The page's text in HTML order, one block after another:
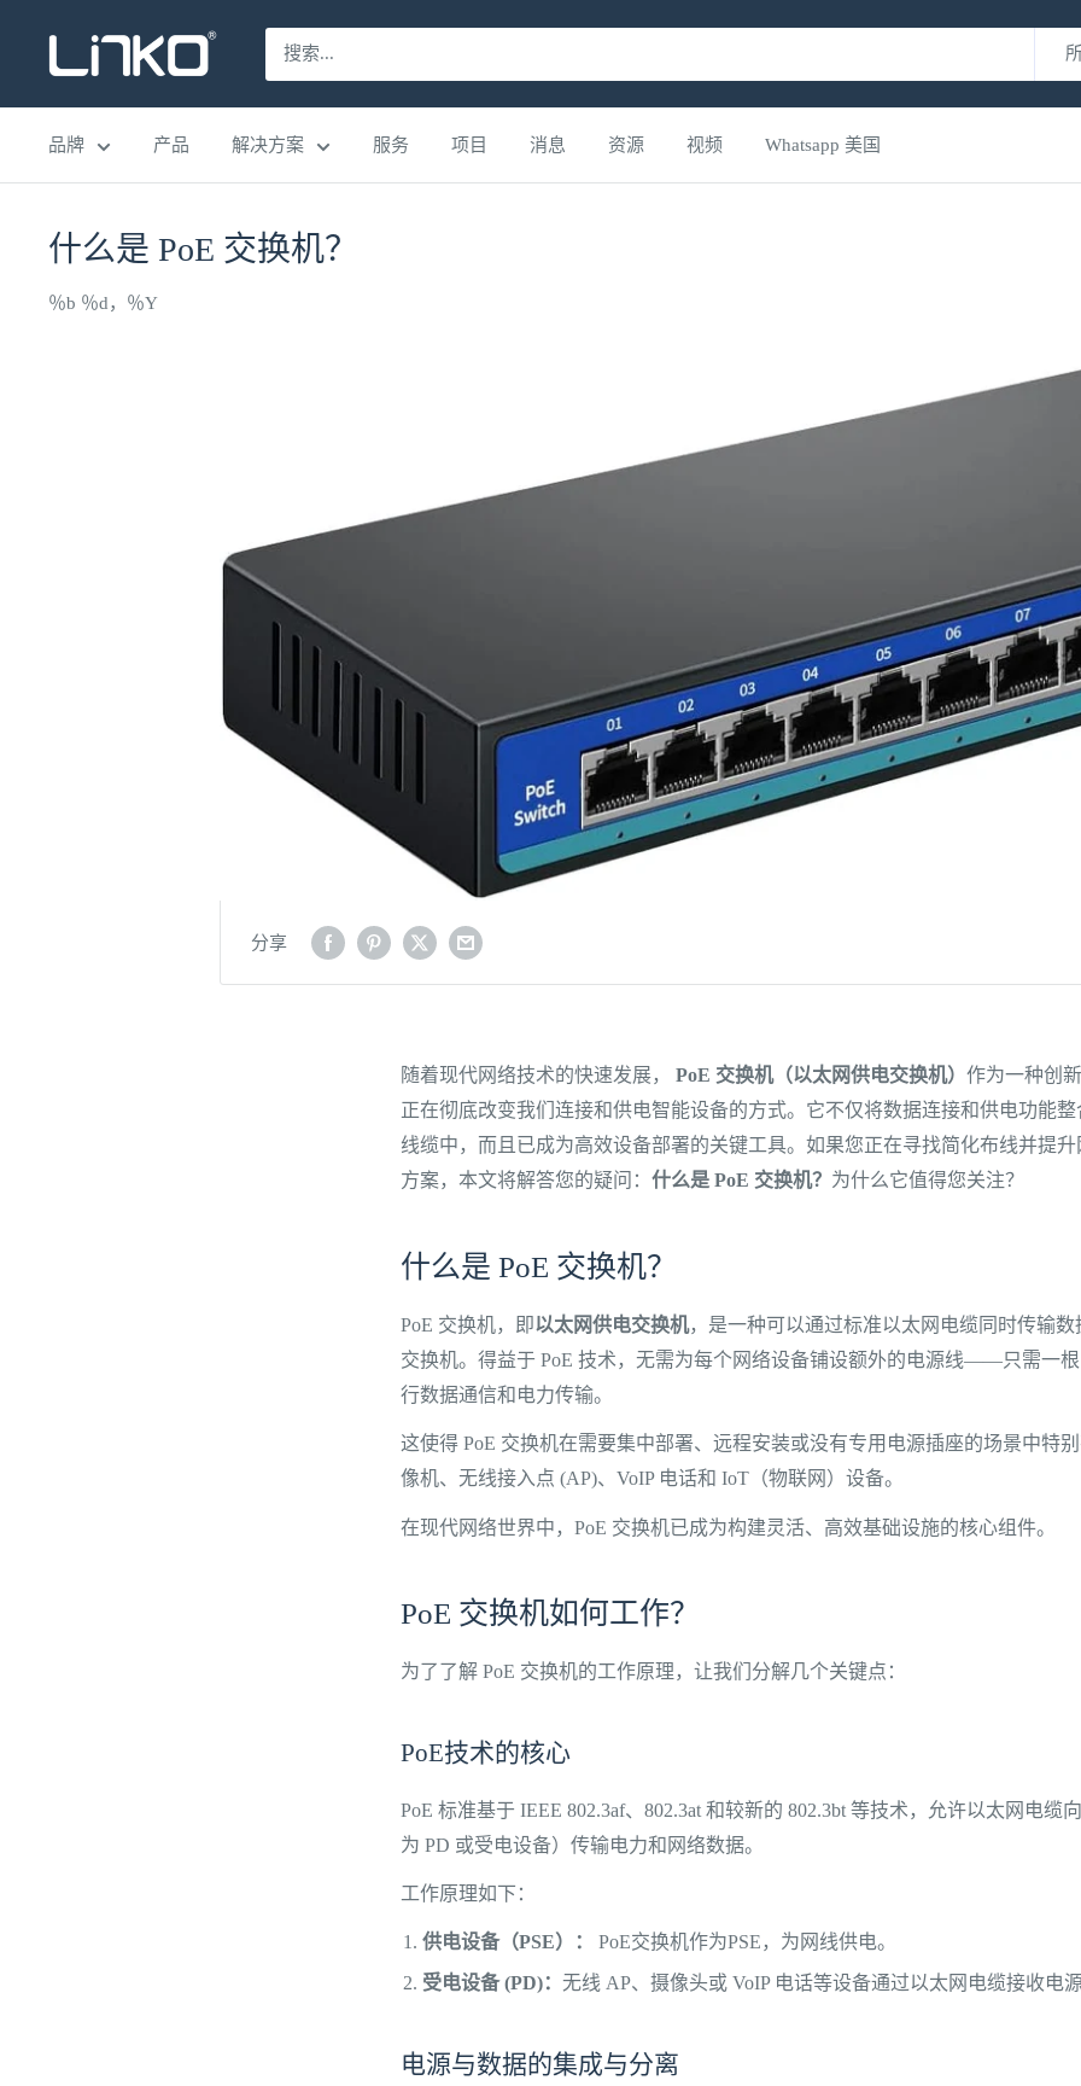
LINKO
SMART
TECHNOLOGY
LIMITED
品牌 产品 解决方案 服务 项目 消息 资源 视频 Whatsapp 美国
什么是 PoE 交换机？
％b ％d，％Y
分享
随着现代网络技术的快速发展， PoE 交换机（以太网供电交换机） 作为一种创
正在彻底改变我们连接和供电智能设备的方式。它不仅将数据连接和供电功能整
线缆中，而且已成为高效设备部署的关键工具。如果您正在寻找简化布线并提
方案，本文将解答您的疑问： 什么是 PoE 交换机？ 为什么它值得您关注？
什么是 PoE 交换机？
PoE 交换机，即以太网供电交换机，是一种可以通过标准以太网电缆同时传输
交换机。得益于 PoE 技术，无需为每个网络设备铺设额外的电源线——只需一
行数据通信和电力传输。
这使得 PoE 交换机在需要集中部署、远程安装或没有专用电源插座的场景中特
像机、无线接入点 (AP)、VoIP 电话和 IoT（物联网）设备。
在现代网络世界中，PoE 交换机已成为构建灵活、高效基础设施的核心组件。
PoE 交换机如何工作？
为了了解 PoE 交换机的工作原理，让我们分解几个关键点：
PoE技术的核心
PoE 标准基于 IEEE 802.3af、802.3at 和较新的 802.3bt 等技术，允许以太网电缆
为 PD 或受电设备）传输电力和网络数据。
工作原理如下：
供电设备（PSE）：
PoE交换机作为PSE，为网线供电。
受电设备 (PD)： 无线 AP、摄像头或 VoIP 电话等设备通过以太网电缆接收电源
电源与数据的集成与分离